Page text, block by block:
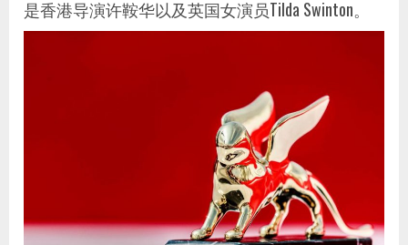
是香港导演许鞍华以及英国女演员Tilda Swinton。